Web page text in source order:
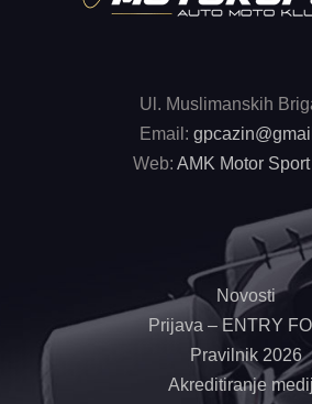
Ul. Muslimanskih
Email:
Web: AMK Motor
Novosti
Prijava – ENTRY
Pravilnik 2026
Akreditiranje